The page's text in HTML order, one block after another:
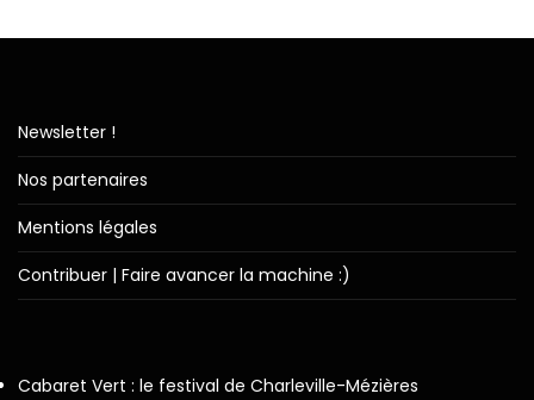
Newsletter !
Nos partenaires
Mentions légales
Contribuer | Faire avancer la machine :)
Cabaret Vert : le festival de Charleville-Mézières